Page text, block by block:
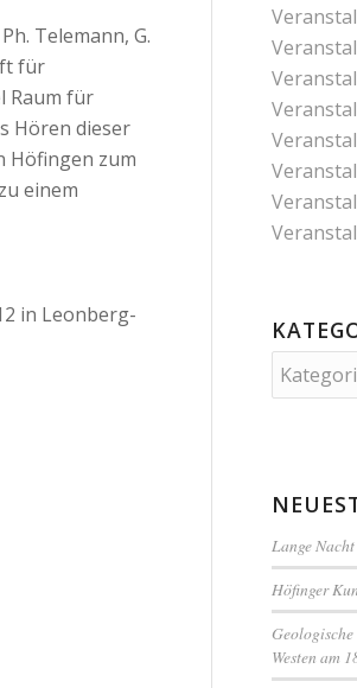
Telemann, G.
für
Raum für
Hören dieser
Höfingen zum
einem
in Leonberg-
Lange
Höfinger
Westen am